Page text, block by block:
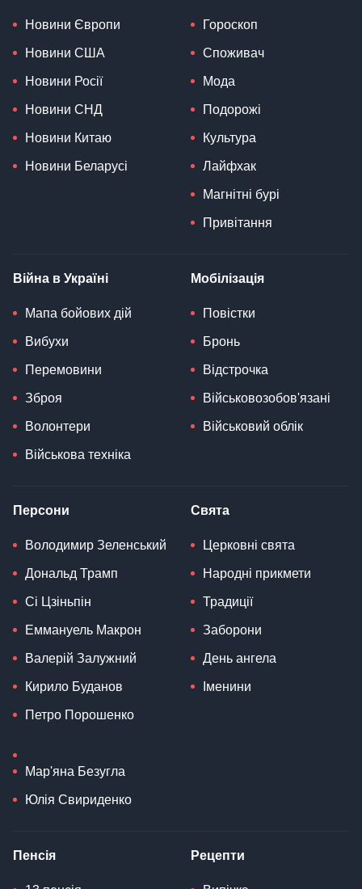
Новини Європи
Новини США
Новини Росії
Новини СНД
Новини Китаю
Новини Беларусі
Гороскоп
Споживач
Мода
Подорожі
Культура
Лайфхак
Магнітні бурі
Привітання
Війна в Україні
Мапа бойових дій
Вибухи
Перемовини
Зброя
Волонтери
Військова техніка
Мобілізація
Повістки
Бронь
Відстрочка
Військовозобов'язані
Військовий облік
Персони
Володимир Зеленський
Дональд Трамп
Сі Цзіньпін
Еммануель Макрон
Валерій Залужний
Кирило Буданов
Петро Порошенко
Мар'яна Безугла
Юлія Свириденко
Свята
Церковні свята
Народні прикмети
Традиції
Заборони
День ангела
Іменини
Пенсія Рецепти